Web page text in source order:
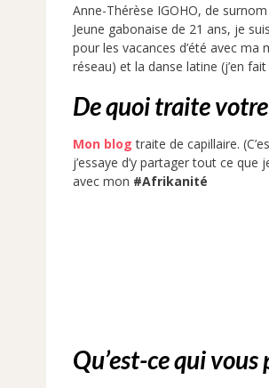
Anne-Thérèse IGOHO, de
Jeune gabonaise de 21 ans, je
pour les vacances d’été avec
réseau) et la danse latine (j’en
De quoi traite
Mon blog traite de capillaire.
j’essaye d’y partager tout ce
avec mon #Afrikanité
Qu’est-ce qui